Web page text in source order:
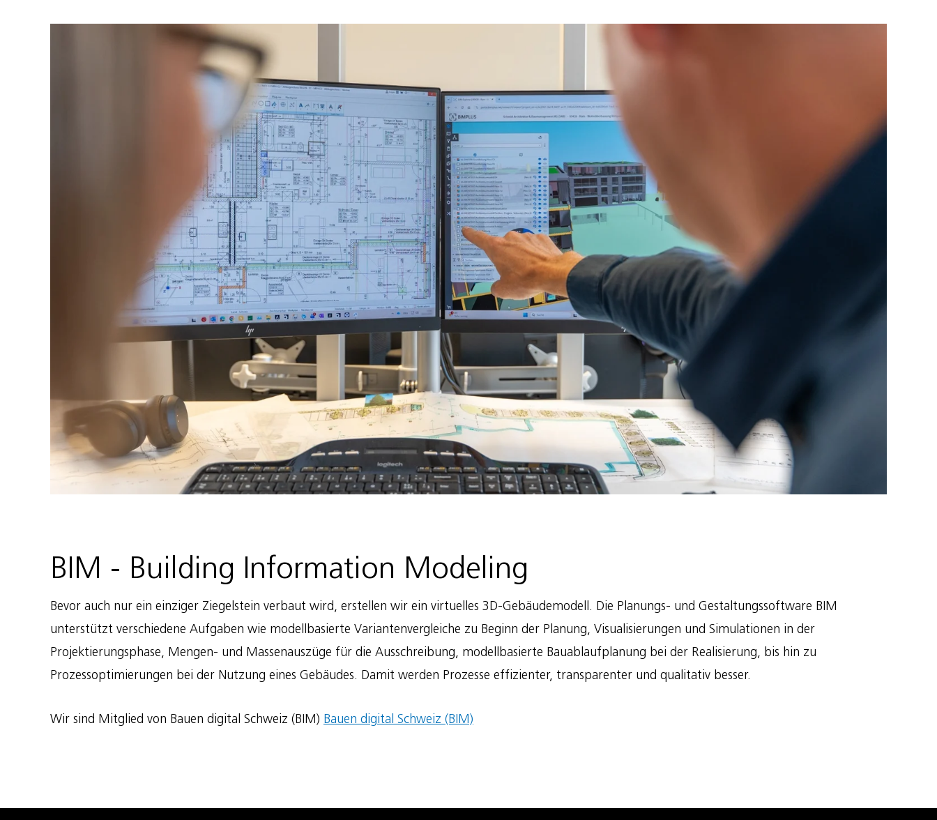
BIM - Building Information Modeling
Bevor auch nur ein einziger Ziegelstein verbaut wird, erstellen wir ein virtuelles 3D-Gebäudemodell. Die Planungs- und Gestaltungssoftware BIM
unterstützt verschiedene Aufgaben wie modellbasierte Variantenvergleiche zu Beginn der Planung, Visualisierungen und Simulationen in der
Projektierungsphase, Mengen- und Massenauszüge für die Ausschreibung, modellbasierte Bauablaufplanung bei der Realisierung, bis hin zu
Prozessoptimierungen bei der Nutzung eines Gebäudes. Damit werden Prozesse effizienter, transparenter und qualitativ besser.
Wir sind Mitglied von Bauen digital Schweiz (BIM) Bauen digital Schweiz (BIM)